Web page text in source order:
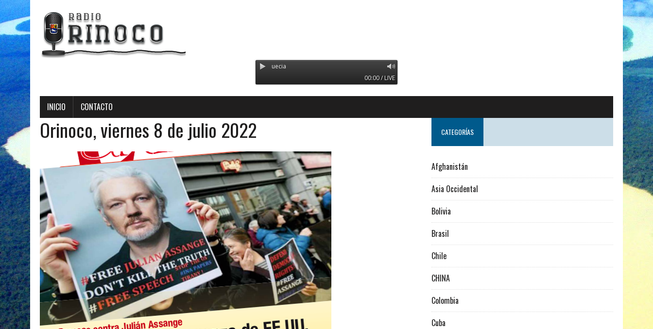
Radio Orinoco - Transmitiendo desde Suecia
00:00 / LIVE
INICIO CONTACTO
Orinoco, viernes 8 de julio 2022 CATEGORÍAS
Afghanistán
Asia Occidental
Bolivia
Brasil
Chile
CHINA
Colombia
Cuba